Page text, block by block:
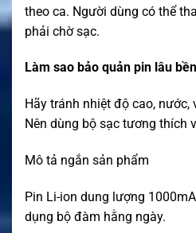
theo ca. Người dùng có thể
phải chờ sạc.
Làm sao bảo quản pin lâu
Hãy tránh nhiệt độ cao,
Nên dùng bộ sạc tương thích
Mô tả ngắn sản phẩm
Pin Li-ion dung lượng
dụng bộ đàm hằng ngày.